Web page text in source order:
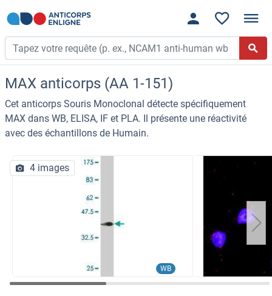
MAX anticorps (AA 1-151)
Cet anticorps Souris Monoclonal détecte spécifiquement
MAX dans WB, ELISA, IF et PLA. Il présente une réactivité
avec des échantillons de Humain.
WB
4 images